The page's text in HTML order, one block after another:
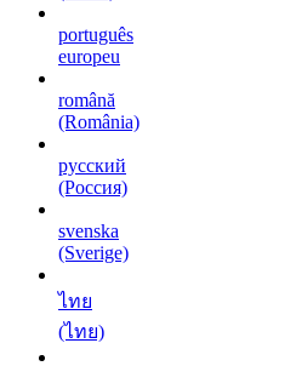
português
europeu
română
(România)
русский
(Россия)
svenska
(Sverige)
ไทย
(ไทย)